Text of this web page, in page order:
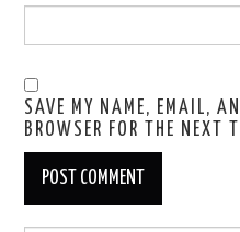
SAVE MY NAME, EMAIL,
BROWSER FOR THE NEXT